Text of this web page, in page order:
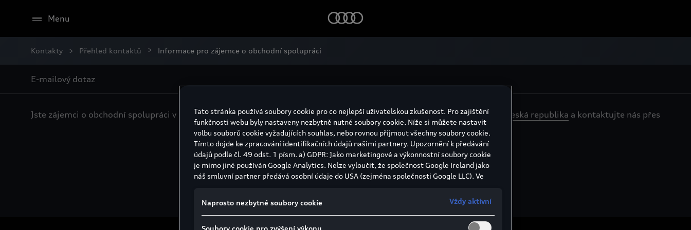
Menu
Kontakty Přehled kontaktů Informace pro zájemce o obchodní spolupráci
E-mailový dotaz
Jste zájemci o obchodní spolupráci v oblasti servisu či prodeje nových vozů Audi?Navštivte stránku importéra Porsche Česká republika a kontaktujte nás přes
kontaktní formulář.
Tato stránka používá soubory cookie pro co nejlepší uživatelskou zkušenost. Pro zajištění
funkčnosti webu byly nastaveny nezbytně nutné soubory cookie. Níže si můžete nastavit
volbu souborů cookie vyžadujících souhlas, nebo rovnou přijmout všechny soubory cookie.
Tímto dojde ke zpracování identifikačních údajů našimi partnery. Upozornění k předávání
údajů podle čl. 49 odst. 1 písm. a) GDPR: Jako marketingové a výkonnostní soubory cookie
je mimo jiné používán Google Analytics. Nelze vyloučit, že společnost Google Ireland jako
náš smluvní partner předává osobní údaje do USA (zejména společnosti Google LLC). Ve
unii a chybí rozhodnutí Evropské komise o odpovídající ochraně. Z toho pro vás mohou
vyplývat rizika, protože v USA nemůžete účinně uplatnit svá práva subjektu údajů, v USA
Naprosto nezbytné soubory cookie Vždy aktivní